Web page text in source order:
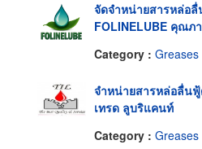
จัดจำหน่ายสารหล่อ
FOLINELUBE คุณภ
Category : Greases
จำหน่ายสารหล่อลื่นฟู้
เทรด ลูบริแคนท์
Category : Greases